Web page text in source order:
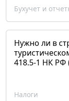
Бухучет и
Нужно ли в
418.5-1 НК РФ
Налоги